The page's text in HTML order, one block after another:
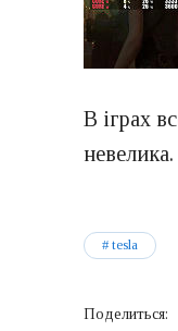
В іграх
невелика.
tesla
Поделиться: